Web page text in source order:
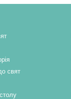
свят